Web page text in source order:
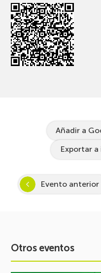
Añadir a
Exportar
Evento anterior
Otros eventos